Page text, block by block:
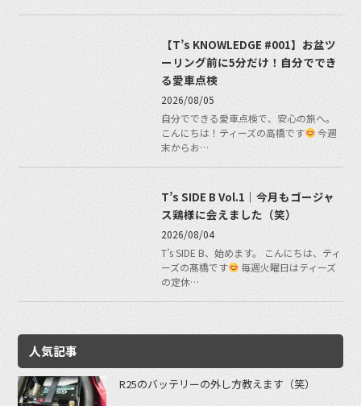
【T’s KNOWLEDGE #001】お盆ツ
ーリング前に5分だけ！自分ででき
る愛車点検
2026/08/05
自分でできる愛車点検で、安心の旅へ。
こんにちは！ティーズの高橋です
今週
末からお…
T’s SIDE B Vol.1｜今月もゴージャ
ス鶏様に会えました（笑）
2026/08/04
T’s SIDE B、始めます。 こんにちは、ティ
ーズの髙橋です
毎週火曜日はティーズ
の定休…
人気記事
R25のバッテリーの外し方教えます（笑）